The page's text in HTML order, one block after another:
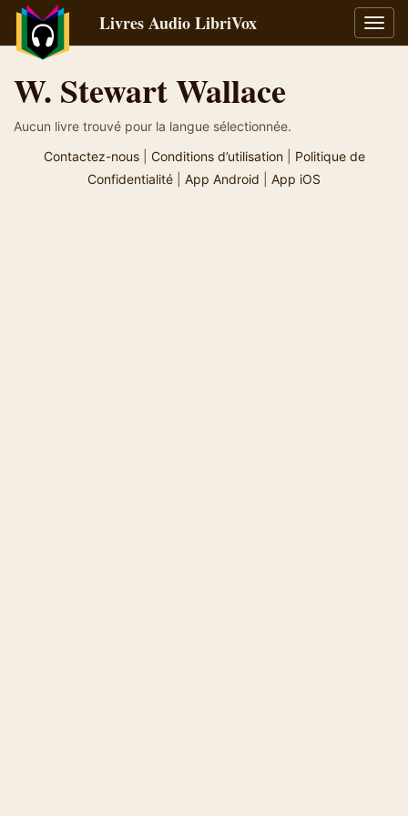
la
Livres Audio LibriVox
W. Stewart Wallace
Aucun livre trouvé pour la langue sélectionnée.
Contactez-nous| Conditions d’utilisation| Politique de
Confidentialité
App Android App iOS